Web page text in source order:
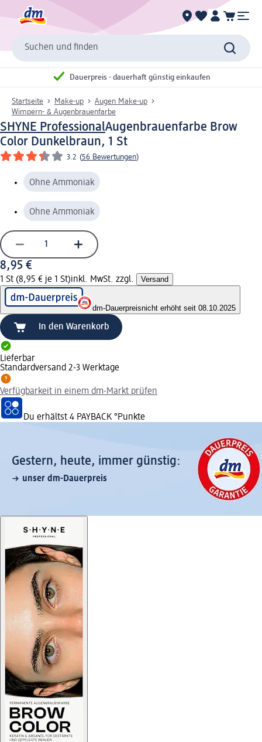
Suchen und finden
Dauerpreis - dauerhaft günstig einkaufen
Startseite Make-up
Augen Make-up
Wimpern- & Augenbrauenfarbe
SHYNE ProfessionalAugenbrauenfarbe Brow
Color Dunkelbraun, 1 St
3.2 (56 Bewertungen)
Ohne Ammoniak
Ohne Ammoniak
8,95 €
1 St (8,95 € je 1 St)inkl. MwSt. zzgl. Versand
dm-Dauerpreisnicht erhöht seit 08.10.2025
In den Warenkorb
Lieferbar
Standardversand 2-3 Werktage
Verfügbarkeit in einem dm-Markt prüfen
Du erhältst 4 PAYBACK °Punkte
Gestern, heute, immer günstig:
unser dm-Dauerpreis